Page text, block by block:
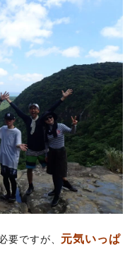
要ですが、 元気いっぱ